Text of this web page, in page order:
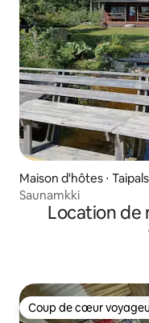
Maison d'hôtes ⋅
Saunamkki
Location de
Coup de cœur
Coup de cœur